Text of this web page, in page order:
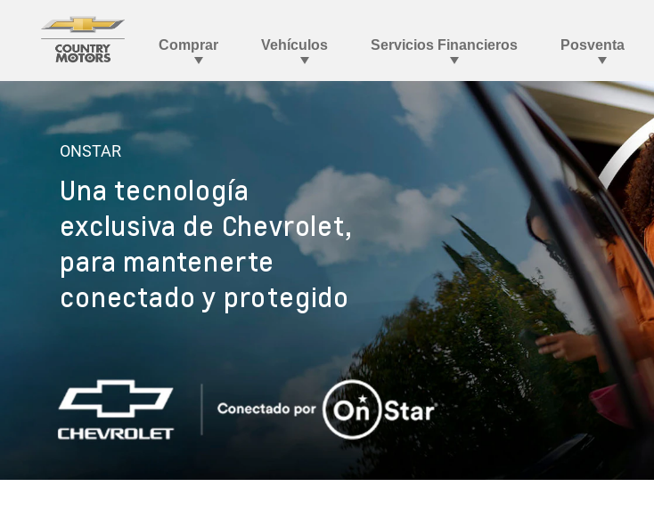
ONSTAR
Una tecnología
exclusiva de Chevrolet,
para mantenerte
conectado y protegido